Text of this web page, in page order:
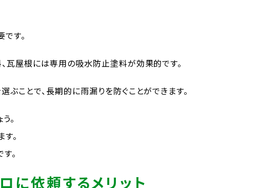
す。
瓦屋根には専用の吸水防止塗料が効果的です。
ことで、長期的に雨漏りを防ぐことができます。
。
。
。
に依頼するメリット